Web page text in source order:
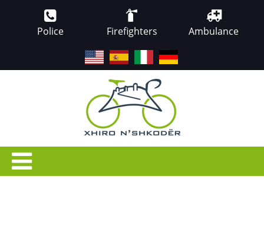
Police Firefighters Ambulance